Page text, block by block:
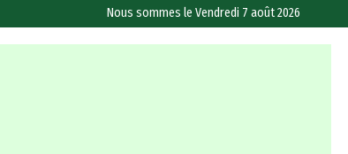
Nous sommes leVendredi 7 août 2026